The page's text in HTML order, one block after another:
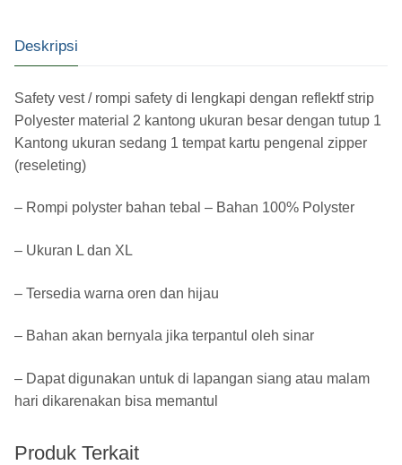
Deskripsi
Safety vest / rompi safety di lengkapi dengan reflektf strip
Polyester material 2 kantong ukuran besar dengan tutup 1
Kantong ukuran sedang 1 tempat kartu pengenal zipper
(reseleting)
– Rompi polyster bahan tebal – Bahan 100% Polyster
– Ukuran L dan XL
– Tersedia warna oren dan hijau
– Bahan akan bernyala jika terpantul oleh sinar
– Dapat digunakan untuk di lapangan siang atau malam
hari dikarenakan bisa memantul
Produk Terkait